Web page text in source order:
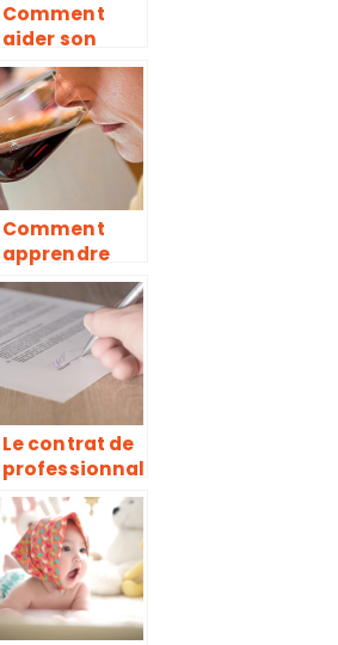
Comment
aider son
enfant pour
les devoirs de
maison
Comment
apprendre
l’oenologie ?
Le contrat de
professionnal
isation : de
quoi il est
question ?